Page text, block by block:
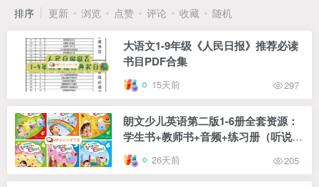
排序 更新 浏览 点赞 评论 收藏 随机
大语文1-9年级《人民日报》推荐必读
书目PDF合集
15天前 297
朗文少儿英语第二版1-6册全套资源：
学生书+教师书+音频+练习册（听说语
法阅读）26天前 205